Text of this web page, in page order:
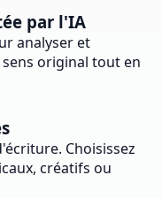
par l'IA
analyser et
original tout en
Choisissez
créatifs ou